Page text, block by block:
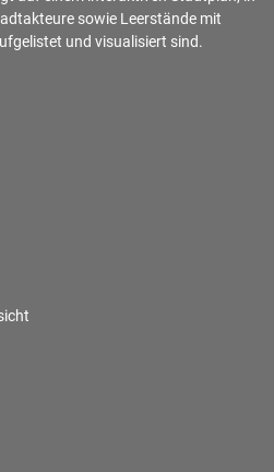
sowie Leerstände mit
und visualisiert sind.